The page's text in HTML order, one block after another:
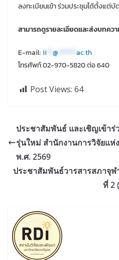
ลงทะเบียนเข้า ร่วมประชุมได้ตั้งแต่
สามารถดูรายละเอียดและส่งบทคว
E-mail:ii @
ac.th
โทรศัพท์ 02-970-5820 ต่อ 640
Post Views: 64
ประชาสัมพันธ์ และเชิญเข้าร่
รุ่นใหม่ สำนักงานการวิจัยแห่
พ.ศ. 2569
ประชาสัมพันธ์วารสารสภาจุ
ที่ 2